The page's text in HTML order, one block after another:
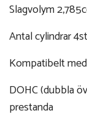
Slagvolym
Antal cylindrar 4st
Kompatibelt
DOHC (dubbla
prestanda